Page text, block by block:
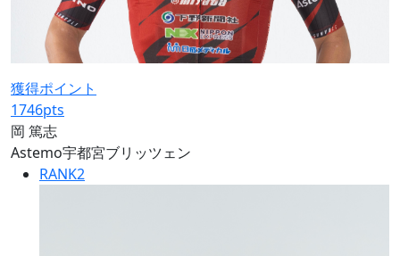
獲得ポイント
1746pts
岡 篤志
Astemo宇都宮ブリッツェン
RANK2